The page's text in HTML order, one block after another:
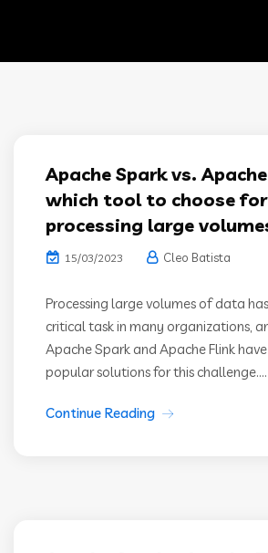
Apache Spark vs.
which tool to choose for
processing large
15/03/2023 Cleo Batista
Processing large volumes of data
critical task in many organizations,
Apache Spark and Apache Flink
popular solutions for this challenge....
Continue Reading